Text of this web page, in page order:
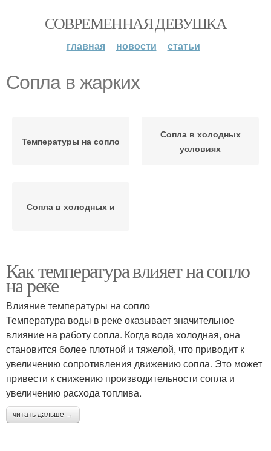
СОВРЕМЕННАЯ ДЕВУШКА
главная новости статьи
Сопла в жарких
Температуры на сопло
Сопла в холодных
условиях
Сопла в холодных и
Как температура влияет на сопло
на реке
Влияние температуры на сопло
Температура воды в реке оказывает значительное
влияние на работу сопла. Когда вода холодная, она
становится более плотной и тяжелой, что приводит к
увеличению сопротивления движению сопла. Это может
привести к снижению производительности сопла и
увеличению расхода топлива.
читать дальше →